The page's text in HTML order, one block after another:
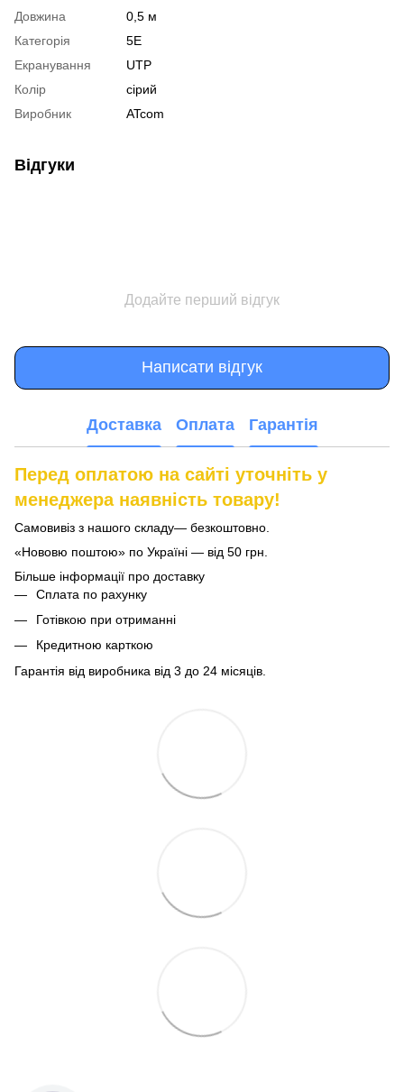
Довжина
0,5 м
Категорія
5E
Екранування
UTP
Колір
сірий
Виробник
ATcom
Відгуки
Додайте перший відгук
Написати відгук
Доставка Оплата Гарантія
Перед оплатою на сайті уточніть у
менеджера наявність товару!
Самовивіз з нашого складу— безкоштовно.
«Нововю поштою» по Україні — від 50 грн.
Більше інформації про доставку
Сплата по рахунку
Готівкою при отриманні
Кредитною карткою
Гарантія від виробника від 3 до 24 місяців.